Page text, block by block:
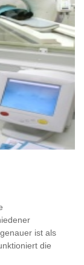
ist als
die